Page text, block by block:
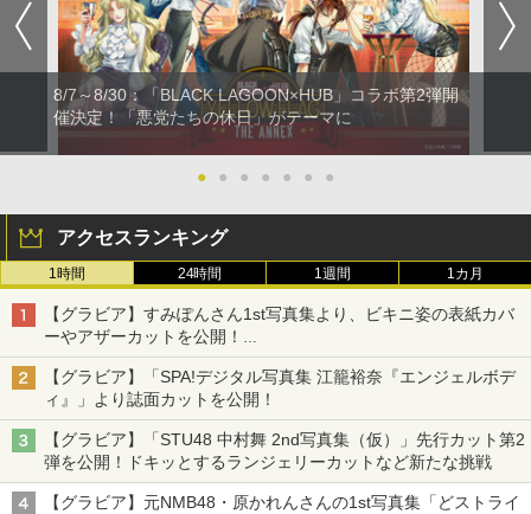
8/7～8/30：「BLACK LAGOON×HUB」コラボ第2弾開
催決定！「悪党たちの休日」がテーマに
● ● ● ● ● ● ●
アクセスランキング
1時間 24時間 1週間 1カ月
【グラビア】すみぽんさん1st写真集より、ビキニ姿の表紙カバ
ーやアザーカットを公開！
タイトルは「offcourt（オフコート）」に決定
【グラビア】「SPA!デジタル写真集 江籠裕奈『エンジェルボデ
ィ』」より誌面カットを公開！
【グラビア】「STU48 中村舞 2nd写真集（仮）」先行カット第2
弾を公開！ドキッとするランジェリーカットなど新たな挑戦
【グラビア】元NMB48・原かれんさんの1st写真集「どストライ